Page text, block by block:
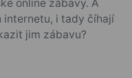
online zábavy. A
internetu, i tady číhají
jim zábavu?